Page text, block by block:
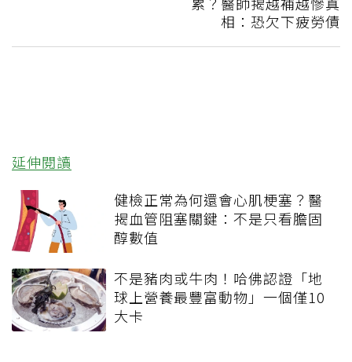
相：恐欠下疲勞債
延伸閱讀
健檢正常為何還會心肌梗塞？醫
揭血管阻塞關鍵：不是只看膽固
醇數值
不是豬肉或牛肉！哈佛認證「地
球上營養最豐富動物」一個僅10
大卡